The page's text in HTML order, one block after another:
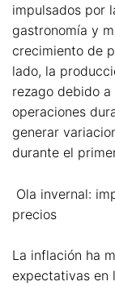
impulsados por
gastronomía y
crecimiento de
lado, la
rezago debido
operaciones
generar
durante el
Ola invernal:
precios
La inflación ha
expectativas en